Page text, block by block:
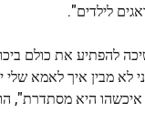
לילדים".
להפתיע את כולם
לא מבין איך לאמא
איכשהו היא מסתדרת",